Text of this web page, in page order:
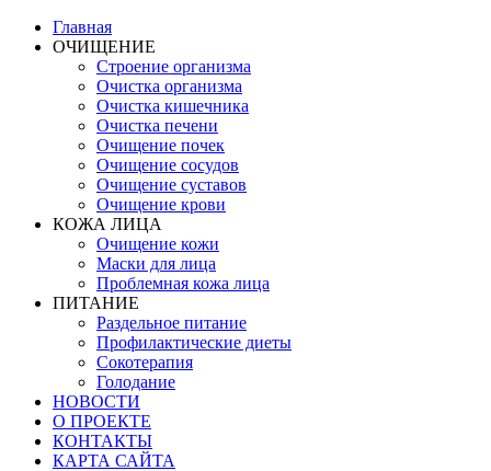
Главная
ОЧИЩЕНИЕ
Строение организма
Очистка организма
Очистка кишечника
Очистка печени
Очищение почек
Очищение сосудов
Очищение суставов
Очищение крови
КОЖА ЛИЦА
Очищение кожи
Маски для лица
Проблемная кожа лица
ПИТАНИЕ
Раздельное питание
Профилактические диеты
Сокотерапия
Голодание
НОВОСТИ
О ПРОЕКТЕ
КОНТАКТЫ
КАРТА САЙТА